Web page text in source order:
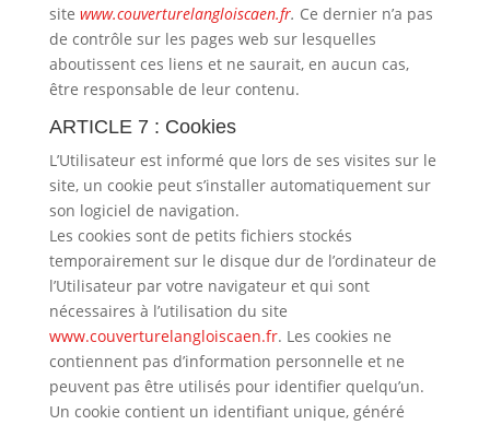
site www.couverturelangloiscaen.fr. Ce dernier n’a pas
de contrôle sur les pages web sur lesquelles
aboutissent ces liens et ne saurait, en aucun cas,
être responsable de leur contenu.
ARTICLE 7 : Cookies
L’Utilisateur est informé que lors de ses visites sur le
site, un cookie peut s’installer automatiquement sur
son logiciel de navigation.
Les cookies sont de petits fichiers stockés
temporairement sur le disque dur de l’ordinateur de
l’Utilisateur par votre navigateur et qui sont
nécessaires à l’utilisation du site
www.couverturelangloiscaen.fr. Les cookies ne
contiennent pas d’information personnelle et ne
peuvent pas être utilisés pour identifier quelqu’un.
Un cookie contient un identifiant unique, généré